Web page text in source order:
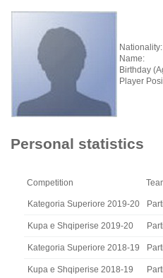
Nationality:
Name:
Birthday
Player
Personal statistics
Competition
Kategoria Superiore 2019-20
Kupa e Shqiperise 2019-20
Kategoria Superiore 2018-19
Kupa e Shqiperise 2018-19